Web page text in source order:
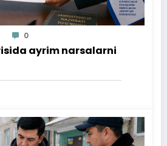
0
ayrim narsalarni